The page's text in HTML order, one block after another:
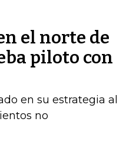
el norte de
piloto con
en su estrategia al
no